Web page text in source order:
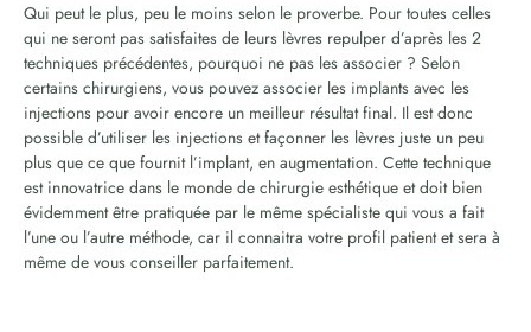
Qui peut le plus, peu le moins selon le proverbe. Pour toutes celles
qui ne seront pas satisfaites de leurs lèvres repulper d’après les 2
techniques précédentes, pourquoi ne pas les associer ? Selon
certains chirurgiens, vous pouvez associer les implants avec les
injections pour avoir encore un meilleur résultat final. Il est donc
possible d’utiliser les injections et façonner les lèvres juste un peu
plus que ce que fournit l’implant, en augmentation. Cette technique
est innovatrice dans le monde de chirurgie esthétique et doit bien
évidemment être pratiquée par le même spécialiste qui vous a fait
l’une ou l’autre méthode, car il connaitra votre profil patient et sera à
même de vous conseiller parfaitement.